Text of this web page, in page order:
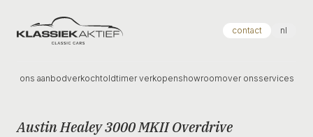
Klassiek Aktief contact nl
ons aanbodverkochtoldtimer verkopenshowroomover onsservices
Austin Healey 3000 MKII Overdrive